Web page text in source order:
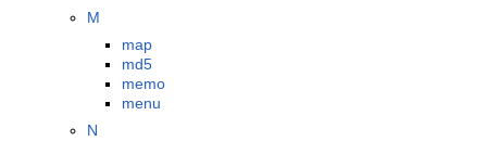
M
map
md5
memo
menu
N